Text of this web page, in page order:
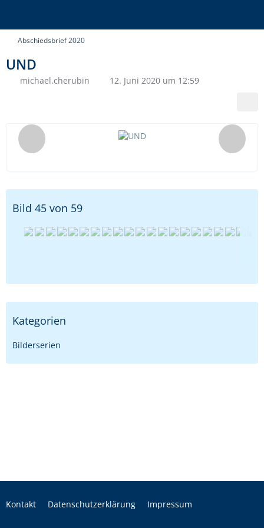
Abschiedsbrief 2020
UND
michael.cherubin 12. Juni 2020 um 12:59
Bild 45 von 59
Kategorien
Bilderserien
Kontakt Datenschutzerklärung Impressum